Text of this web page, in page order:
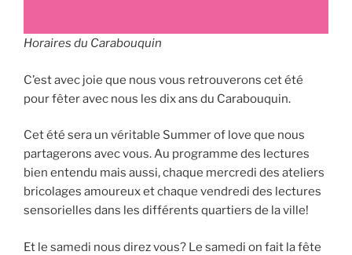
Horaires du Carabouquin
C’est avec joie que nous vous retrouverons cet été
pour fêter avec nous les dix ans du Carabouquin.
Cet été sera un véritable Summer of love que nous
partagerons avec vous. Au programme des lectures
bien entendu mais aussi, chaque mercredi des ateliers
bricolages amoureux et chaque vendredi des lectures
sensorielles dans les différents quartiers de la ville!
Et le samedi nous direz vous? Le samedi on fait la fête